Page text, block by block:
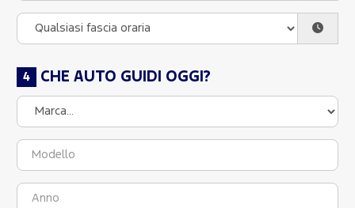
CHE AUTO GUIDI OGGI?